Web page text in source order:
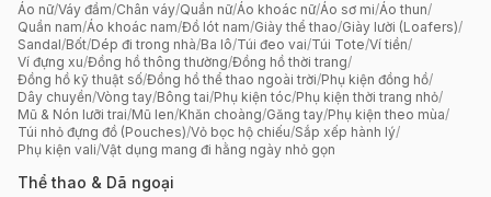
Áo nữ/Váy đầm/Chân váy/Quần nữ/Áo khoác nữ/Áo sơ mi/Áo thun/
Quần nam/Áo khoác nam/Đồ lót nam/Giày thể thao/Giày lười (Loafers)/
Sandal/Bốt/Dép đi trong nhà/Ba lô/Túi đeo vai/Túi Tote/Ví tiền/
Ví đựng xu/Đồng hồ thông thường/Đồng hồ thời trang/
Đồng hồ kỹ thuật số/Đồng hồ thể thao ngoài trời/Phụ kiện đồng hồ/
Dây chuyền/Vòng tay/Bông tai/Phụ kiện tóc/Phụ kiện thời trang nhỏ/
Mũ & Nón lưỡi trai/Mũ len/Khăn choàng/Găng tay/Phụ kiện theo mùa/
Túi nhỏ đựng đồ (Pouches)/Vỏ bọc hộ chiếu/Sắp xếp hành lý/
Phụ kiện vali/Vật dụng mang đi hằng ngày nhỏ gọn
Thể thao & Dã ngoại